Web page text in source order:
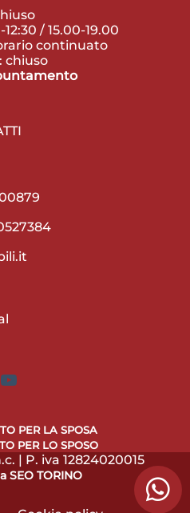
/ 15.00-19.00
continuato
chiuso
YouTube
PER LA SPOSA
PER LO SPOSO
| P. iva 12824020015
SEO TORINO